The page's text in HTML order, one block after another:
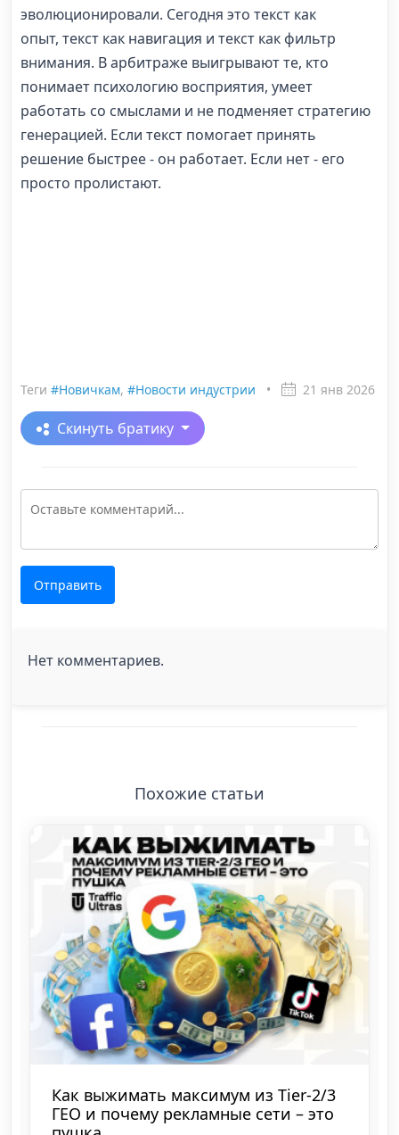
эволюционировали. Сегодня это текст как
опыт, текст как навигация и текст как фильтр
внимания. В арбитраже выигрывают те, кто
понимает психологию восприятия, умеет
работать со смыслами и не подменяет стратегию
генерацией. Если текст помогает принять
решение быстрее - он работает. Если нет - его
просто пролистают.
Теги #Новичкам, #Новости индустрии • 21 янв 2026
Скинуть братику
Отправить
Нет комментариев.
Похожие статьи
Финансовый контроль как
конкурентное преимущество: опыт